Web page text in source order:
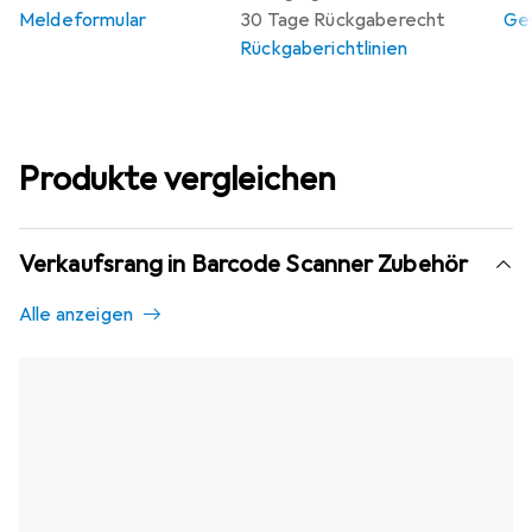
30 Tage Rückgaberecht
Rückgaberichtlinien
Meldeformular
Produkte vergleichen
Verkaufsrang in Barcode Scanner Zubehör
Alle anzeigen